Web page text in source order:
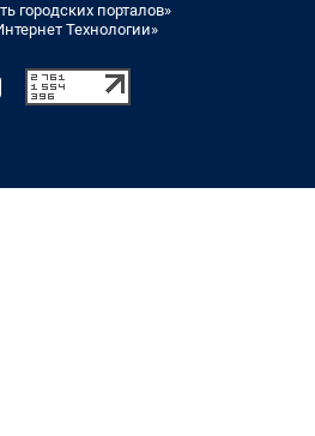
городских порталов»
Технологии»